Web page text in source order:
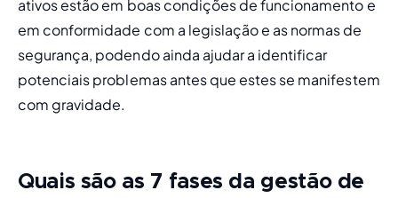
ativos estão em boas condições de funcionamento e
em conformidade com a legislação e as normas de
segurança, podendo ainda ajudar a identificar
potenciais problemas antes que estes se manifestem
com gravidade.
Quais são as 7 fases da gestão de